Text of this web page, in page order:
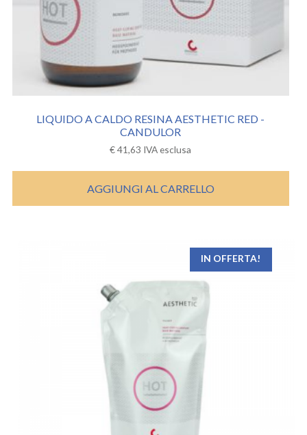
LIQUIDO A CALDO RESINA AESTHETIC RED -
CANDULOR
€41,63 IVA esclusa
AGGIUNGI AL CARRELLO
IN OFFERTA!